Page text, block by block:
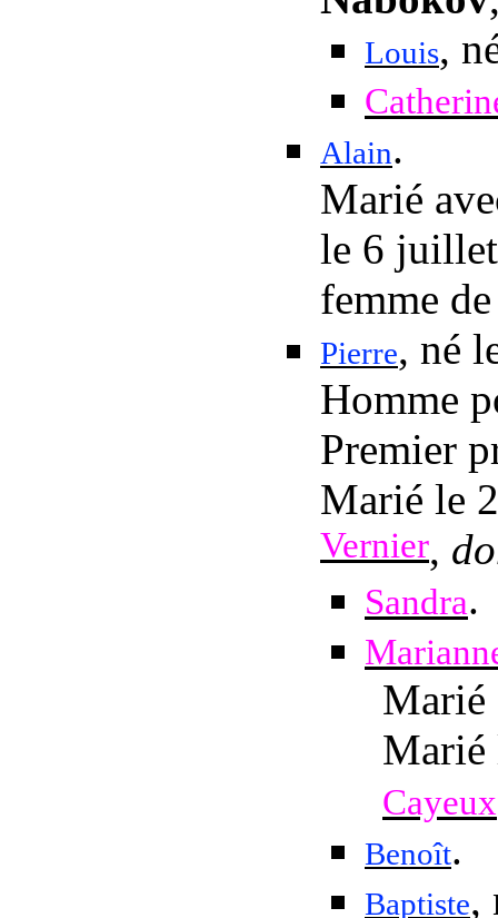
Louis,
Alain.
Marié
le 6
femme
Pierre, né
Homme
Premier
Marié le
Vernier,
Sandra.
Marié
Cayeux
Benoît.
Baptiste,